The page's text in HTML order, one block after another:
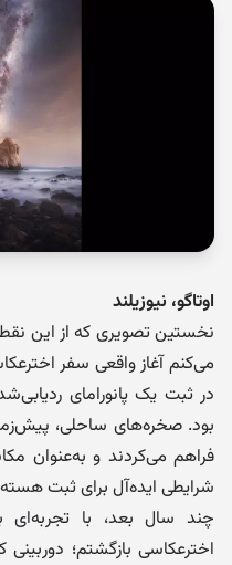
اوتاگو، نیوزیلند
نخستین تصویری که از این
می‌کنم آغاز واقعی سفر
بود. صخره‌های ساحلی،
فراهم می‌کردند و به‌عنوان
شرایطی ایده‌آل برای ثبت
چند سال بعد، با تجربه‌ای
اخترعکاسی بازگشتم؛